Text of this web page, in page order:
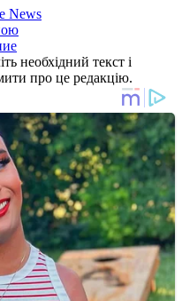
News
необхідний текст і
про це редакцію.